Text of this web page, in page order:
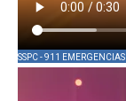
SSPC - 911 EMERGENCIAS